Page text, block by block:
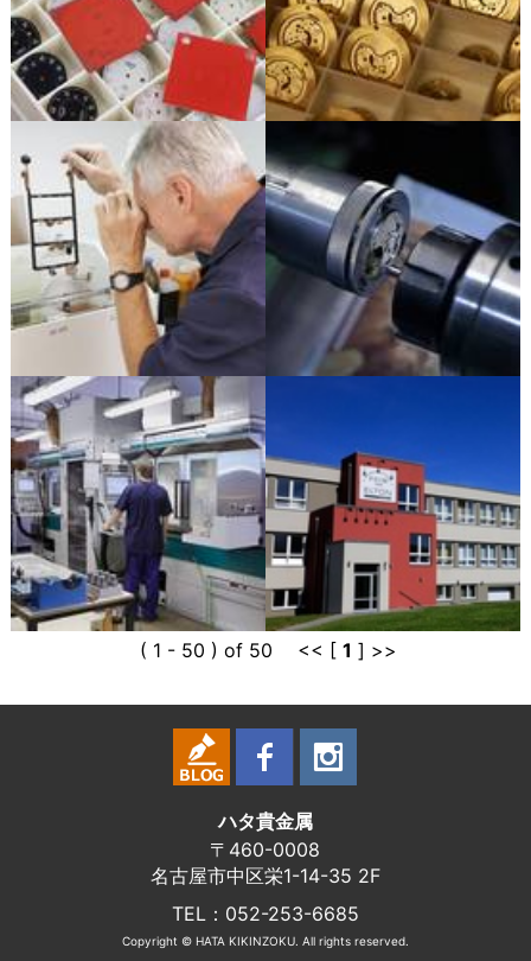
( 1 - 50 ) of 50 << [ 1 ] >>
ハタ貴金属
〒460-0008
名古屋市中区栄1-14-35 2F
TEL：052-253-6685
Copyright © HATA KIKINZOKU. All rights reserved.